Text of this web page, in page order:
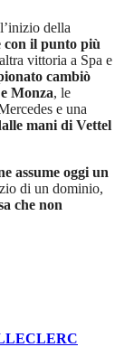
della
con il punto più
vittoria a Spa e
cambiò
Monza, le
e una
mani di Vettel
assume oggi un
di un dominio,
che non
LECLERC